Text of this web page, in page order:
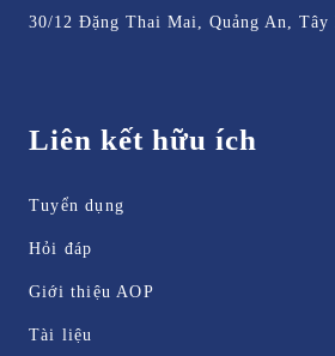
30/12 Đặng Thai Mai, Quảng An, Tây
Liên kết hữu ích
Tuyển dụng
Hỏi đáp
Giới thiệu AOP
Tài liệu